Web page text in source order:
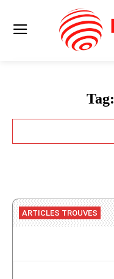
Tag:
ARTICLES TROUVES